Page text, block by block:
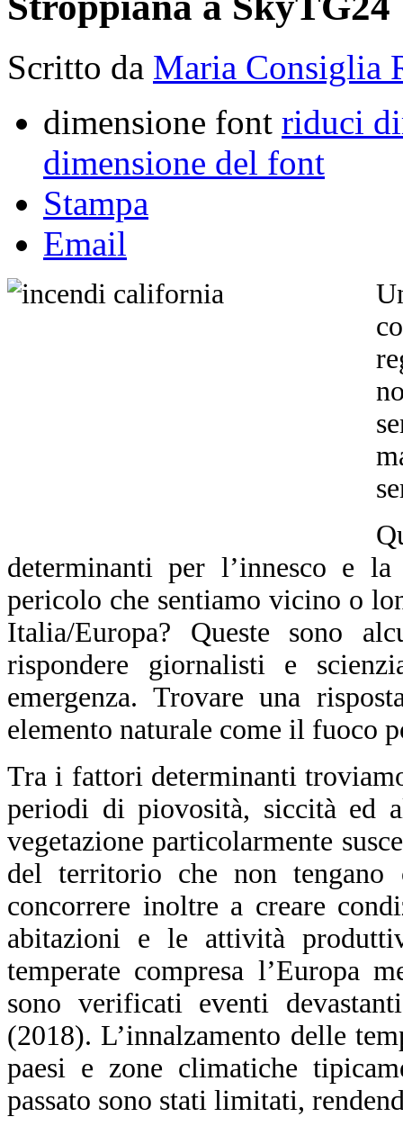
Scritto da Maria Consiglia
dimensione font riduci
dimensione del font
Stampa
Email
determinanti per l’innesco e
pericolo che sentiamo vicino o
Italia/Europa? Queste sono
rispondere giornalisti e
emergenza. Trovare una
elemento naturale come il fuoco
Tra i fattori determinanti
periodi di piovosità, siccità ed
vegetazione particolarmente
del territorio che non
concorrere inoltre a creare
abitazioni e le attività
temperate compresa l’Europa
sono verificati eventi
(2018). L’innalzamento delle
paesi e zone climatiche
passato sono stati limitati,